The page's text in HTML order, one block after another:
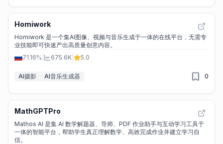
Homiwork
Homiwork 是一个集AI图像、视频与音乐生成于一体的在线平台，无需专
业技能即可快速产出高质量创意内容。
71.16%
675.6K 5.0
AI摄影 AI音乐生成器 0
MathGPTPro
Mathos AI 是集 AI 数学解题器、导师、PDF 作业助手与互动学习工具于
一体的智能平台，帮助学生真正理解数学、高效完成作业并建立学习自
信。